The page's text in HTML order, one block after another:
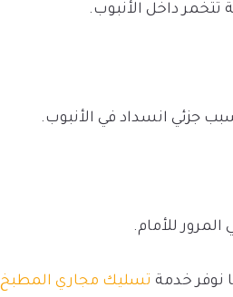
تتخمر داخل الأنبوب.
جزئي انسداد في الأنبوب.
للأمام.
نوفر خدمة تسليك مجاري المطبخ